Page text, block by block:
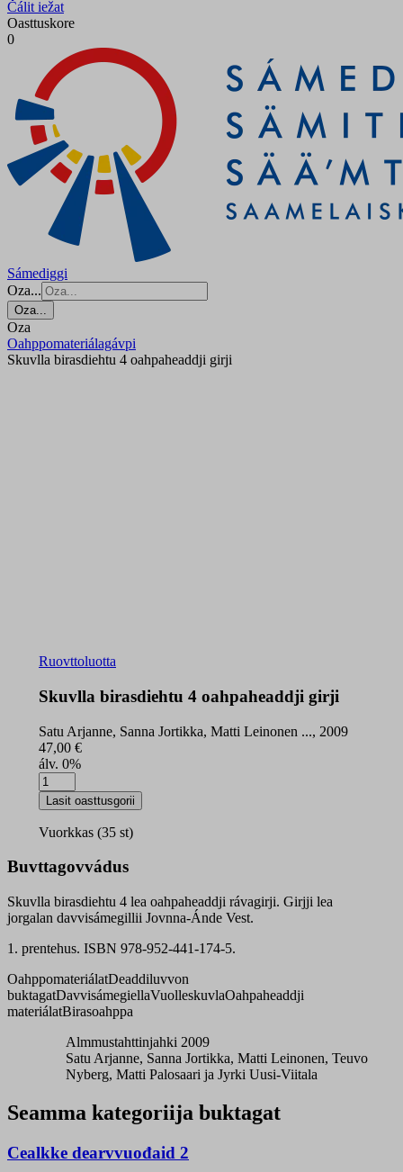
Čálit iežat
Oasttuskore
0
Sámediggi
Oza...
Oza...
Oza
Oahppomateriálagávpi
Skuvlla birasdiehtu 4 oahpaheaddji girji
Ruovttoluotta
Skuvlla birasdiehtu 4 oahpaheaddji girji
Satu Arjanne, Sanna Jortikka, Matti Leinonen ..., 2009
47,00 €
álv. 0%
Skuvlla
birasdiehtu
4
oahpaheaddji
quantity
Lasit oasttusgorii
Vuorkkas (35 st)
Buvttagovvádus
Skuvlla birasdiehtu 4 lea oahpaheaddji rávagirji. Girjji lea
jorgalan davvisámegillii Jovnna-Ánde Vest.
1. prentehus. ISBN 978-952-441-174-5.
OahppomateriálatDeaddiluvvon
buktagatDavvisámegiellaVuolleskuvlaOahpaheaddji
materiálatBirasoahppa
Almmustahttinjahki 2009
Satu Arjanne, Sanna Jortikka, Matti Leinonen, Teuvo
Nyberg, Matti Palosaari ja Jyrki Uusi-Viitala
Seamma kategoriija buktagat
Cealkke dearvvuođaid 2